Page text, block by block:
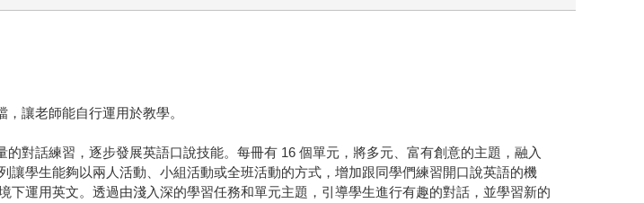
讓老師能自行運用於教學。
對話練習，逐步發展英語口說技能。每冊有 16 個單元，將多元、富有創意的主題，融入
學生能夠以兩人活動、小組活動或全班活動的方式，增加跟同學們練習開口說英語的機
運用英文。透過由淺入深的學習任務和單元主題，引導學生進行有趣的對話，並學習新的